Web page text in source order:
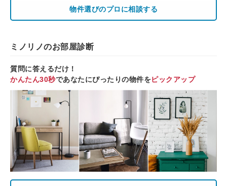
物件選びのプロに相談する
ミノリノのお部屋診断
質問に答えるだけ！
かんたん30秒であなたにぴったりの物件をピックアップ